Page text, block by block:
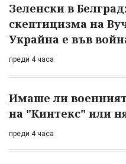
Зеленски в
скептицизма на
Украйна е във
преди 4 часа
Имаше ли
на "Кинтекс" или
преди 4 часа